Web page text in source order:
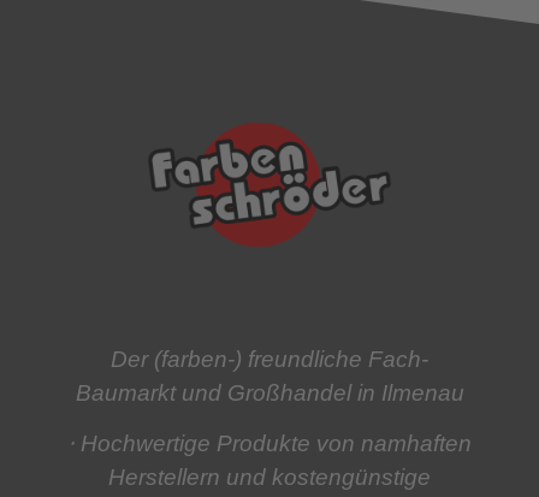
Der (farben-) freundliche Fach-
Baumarkt und Großhandel in Ilmenau
⋅ Hochwertige Produkte von namhaften
Herstellern und kostengünstige